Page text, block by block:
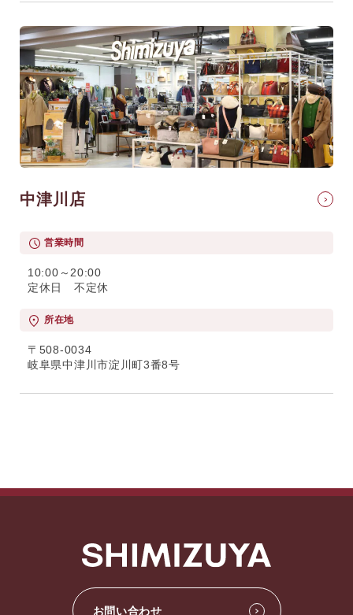
中津川店
営業時間
10:00～20:00
定休日 不定休
所在地
〒508-0034
岐阜県中津川市淀川町3番8号
お問い合わせ